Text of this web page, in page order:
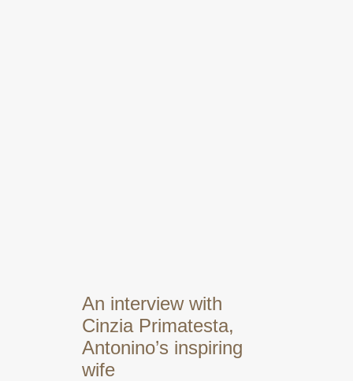
An interview with
Cinzia Primatesta,
Antonino’s inspiring
wife